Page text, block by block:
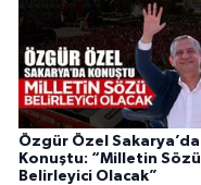
Özgür Özel Sakarya’da
Konuştu: “Milletin Sözü
Belirleyici Olacak”